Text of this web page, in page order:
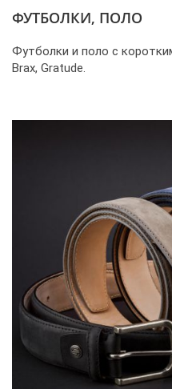
ФУТБОЛКИ, ПОЛО
Футболки и поло с
Brax, Gratude.